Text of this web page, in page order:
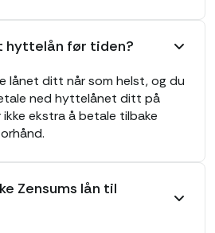
hyttelån før tiden?
lånet ditt når som helst, og du
ned hyttelånet ditt på
ekstra å betale tilbake
Zensums lån til